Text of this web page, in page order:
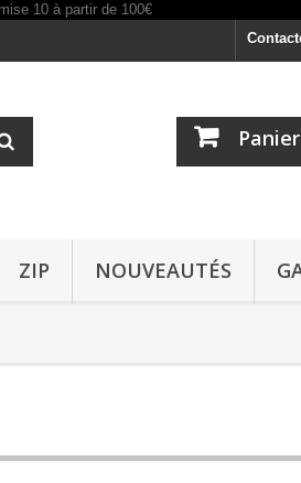
Panier
ZIP NOUVEAUTÉS